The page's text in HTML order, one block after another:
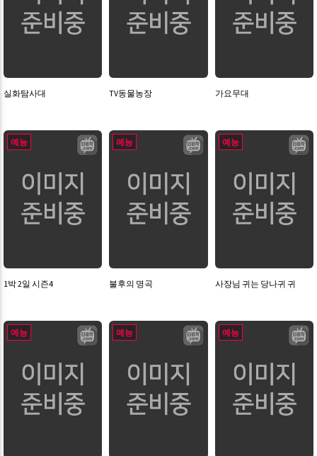
실화탐사대 TV동물농장 가요무대
예능
1박 2일 시즌4
예능
불후의 명곡
예능
사장님 귀는 당나귀 귀
예능 예능 예능